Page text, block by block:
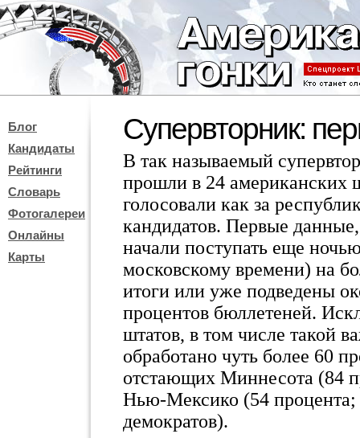
Блог
Кандидаты
Рейтинги
Словарь
Фотогалереи
Онлайны
Карты
Супервторник:
В так называемый
прошли в 24 американских
голосовали как за
кандидатов. Первые
начали поступать еще
московскому времени) на
итоги или уже подведены
процентов бюллетеней.
штатов, в том числе такой
обработано чуть более 60
отстающих Миннесота (84
Нью-Мексико (54 процента;
демократов).